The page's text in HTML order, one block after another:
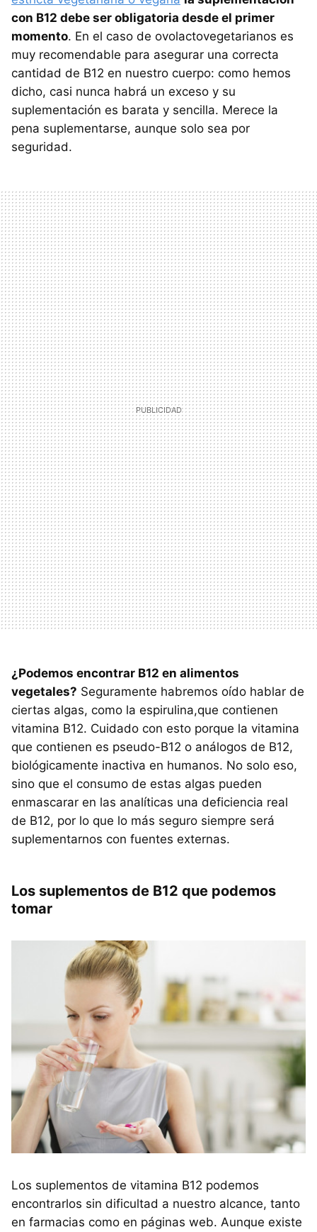
con B12 debe ser obligatoria desde el primer
momento. En el caso de ovolactovegetarianos es
muy recomendable para asegurar una correcta
cantidad de B12 en nuestro cuerpo: como hemos
dicho, casi nunca habrá un exceso y su
suplementación es barata y sencilla. Merece la
pena suplementarse, aunque solo sea por
seguridad.
¿Podemos encontrar B12 en alimentos
vegetales? Seguramente habremos oído hablar de
ciertas algas, como la espirulina,que contienen
vitamina B12. Cuidado con esto porque la vitamina
que contienen es pseudo-B12 o análogos de B12,
biológicamente inactiva en humanos. No solo eso,
sino que el consumo de estas algas pueden
enmascarar en las analíticas una deficiencia real
de B12, por lo que lo más seguro siempre será
suplementarnos con fuentes externas.
Los suplementos de B12 que podemos
tomar
Los suplementos de vitamina B12 podemos
encontrarlos sin dificultad a nuestro alcance, tanto
en farmacias como en páginas web. Aunque existe